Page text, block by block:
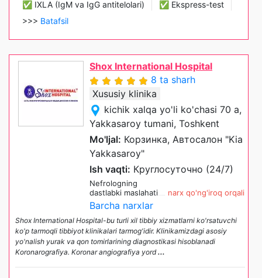
✅ IXLA (IgM va IgG antitelolari)
✅ Ekspress-test
>>> Batafsil
Shox International Hospital
8 ta sharh
Xususiy klinika
kichik xalqa yo'li ko'chasi 70 a,
Yakkasaroy tumani, Toshkent
Mo'ljal: Корзинка, Автосалон "Kia
Yakkasaroy"
Ish vaqti: Круглосуточно (24/7)
Nefrologning
dastlabki maslahati
narx qo'ng'iroq orqali
Barcha narxlar
Shox International Hospital-bu turli xil tibbiy xizmatlarni ko'rsatuvchi
ko'p tarmoqli tibbiyot klinikalari tarmog'idir. Klinikamizdagi asosiy
yo'nalish yurak va qon tomirlarining diagnostikasi hisoblanadi
Koronarografiya. Koronar angiografiya yord...